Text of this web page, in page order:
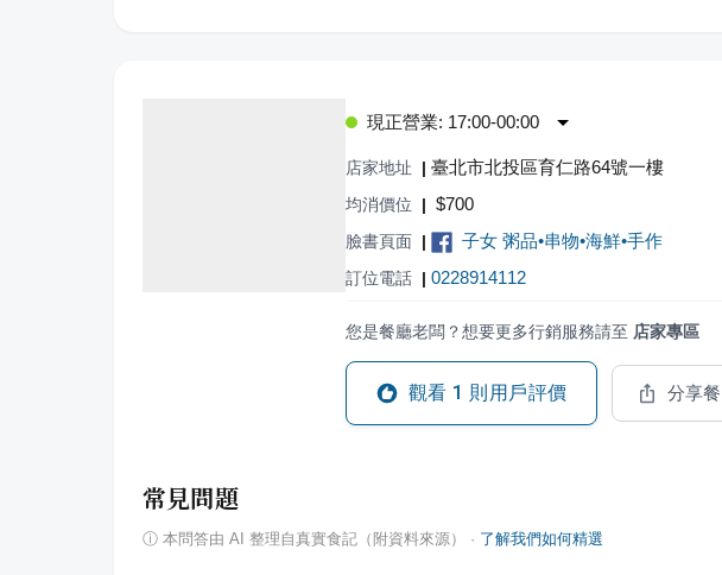
現正營業: 17:00-00:00
店家地址 | 臺北市北投區育仁路64號一樓
均消價位 | $700
臉書頁面 | 子女 粥品•串物•海鮮•手作
訂位電話 | 0228914112
您是餐廳老闆？想要更多行銷服務請至 店家專區
觀看 1 則用戶評價 分享
常見問題
ⓘ 本問答由 AI 整理自真實食記（附資料來源） · 了解我們如何精選